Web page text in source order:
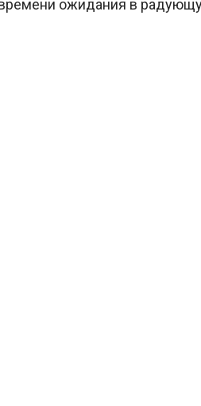
ожидания в